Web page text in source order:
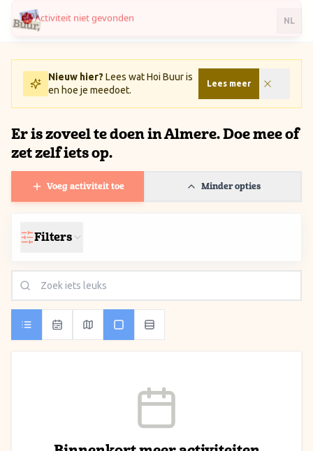
Ga naar inhoud / Skip to content
NL
Nieuw hier? Lees wat Hoi Buur is
en hoe je meedoet.
Lees meer
Er is zoveel te doen in Almere. Doe mee of
zet zelf iets op.
Voeg activiteit toe Minder opties
Filters